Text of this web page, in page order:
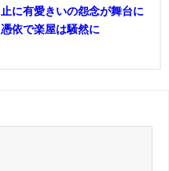
止に有愛きいの怨念が舞台に
憑依で楽屋は騒然に